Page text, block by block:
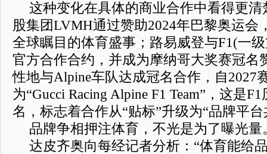
这种变化在具体的商业合作中看得更
股集团LVMH通过赞助2024年巴黎奥运会
全球瞩目的体育盛事；路易威登与F1(一
官方合作合约，并成为摩纳哥大奖赛冠名
性地与Alpine车队达成冠名合作，自2027
为“Gucci Racing Alpine F1 Team”，这是
名，标志着合作从“贴标”升级为“品牌平台
品牌争相押注体育，不光是为了曝光量
达皮齐奥向每经记者分析：“体育能给